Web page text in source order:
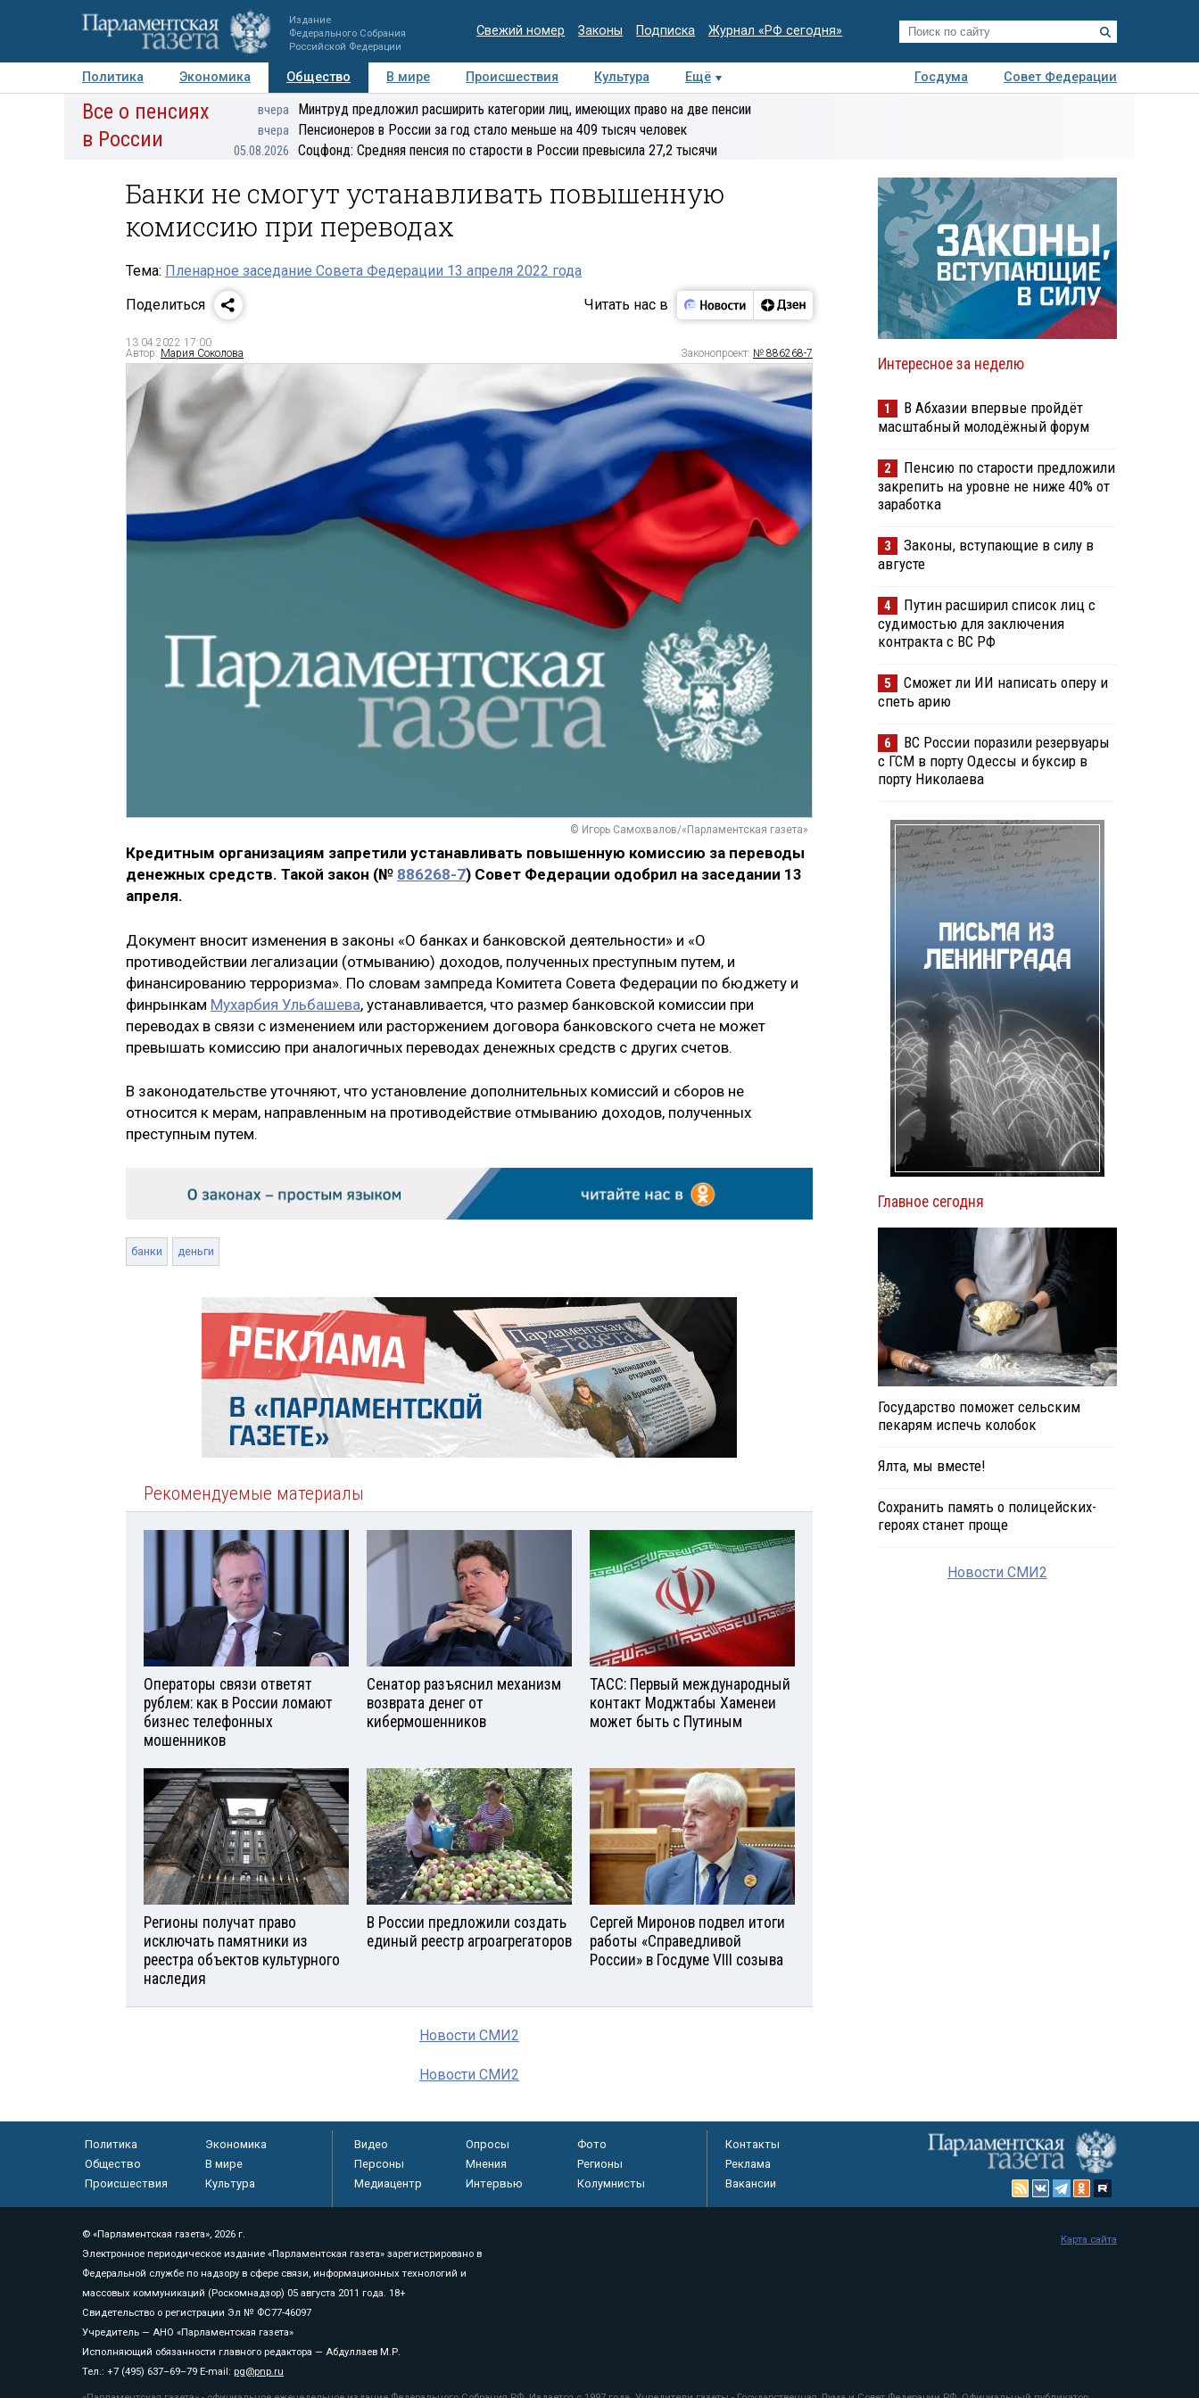
Издание
Федерального Собрания
Российской Федерации
Свежий номер Законы Подписка Журнал «РФ сегодня»
Политика Экономика Общество В мире Происшествия Культура Ещё Госдума
Совет Федерации
Авторы Персоны Мнения Регионы Медиацентр Интервью Колумнисты
Деловая
Все о пенсиях
в России
вчера Минтруд предложил расширить категории лиц, имеющих право на две пенсии
вчера Пенсионеров в России за год стало меньше на 409 тысяч человек
05.08.2026 Соцфонд: Средняя пенсия по старости в России превысила 27,2 тысячи
Банки не смогут устанавливать повышенную
комиссию при переводах
Тема: Пленарное заседание Совета Федерации 13 апреля 2022 года
Поделиться
Читать нас в
13.04.2022 17:00
Автор: Мария Соколова Законопроект: № 886268-7
© Игорь Самохвалов/«Парламентская газета»
Кредитным организациям запретили устанавливать повышенную комиссию за переводы
денежных средств. Такой закон (№ 886268-7) Совет Федерации одобрил на заседании 13
апреля.
Документ вносит изменения в законы «О банках и банковской деятельности» и «О
противодействии легализации (отмыванию) доходов, полученных преступным путем, и
финансированию терроризма». По словам зампреда Комитета Совета Федерации по бюджету и
финрынкам Мухарбия Ульбашева, устанавливается, что размер банковской комиссии при
переводах в связи с изменением или расторжением договора банковского счета не может
превышать комиссию при аналогичных переводах денежных средств с других счетов.
В законодательстве уточняют, что установление дополнительных комиссий и сборов не
относится к мерам, направленным на противодействие отмыванию доходов, полученных
преступным путем.
банки деньги
Рекомендуемые материалы
Операторы связи ответят
рублем: как в России ломают
бизнес телефонных
мошенников
Сенатор разъяснил механизм
возврата денег от
кибермошенников
ТАСС: Первый международный
контакт Моджтабы Хаменеи
может быть с Путиным
Регионы получат право
исключать памятники из
реестра объектов культурного
наследия
В России предложили создать
единый реестр агроагрегаторов
Сергей Миронов подвел итоги
работы «Справедливой
России» в Госдуме VIII созыва
Новости СМИ2
Новости СМИ2
Интересное за неделю
1
В Абхазии впервые пройдёт
масштабный молодёжный форум
2
Пенсию по старости предложили
закрепить на уровне не ниже 40% от
заработка
3
Законы, вступающие в силу в
августе
4
Путин расширил список лиц с
судимостью для заключения
контракта с ВС РФ
5
Сможет ли ИИ написать оперу и
спеть арию
6
ВС России поразили резервуары
с ГСМ в порту Одессы и буксир в
порту Николаева
Главное сегодня
Государство поможет сельским
пекарям испечь колобок
Ялта, мы вместе!
Сохранить память о полицейских-
героях станет проще
Новости СМИ2
Политика
Экономика
Общество
В мире
Происшествия
Культура
Видео Опросы
Фото
Персоны
Мнения
Регионы
Медиацентр
Интервью Колумнисты
Контакты
Реклама
Вакансии
© «Парламентская газета», 2026 г.
Электронное периодическое издание «Парламентская газета» зарегистрировано в
Федеральной службе по надзору в сфере связи, информационных технологий и
массовых коммуникаций (Роскомнадзор) 05 августа 2011 года. 18+
Свидетельство о регистрации Эл № ФС77-46097
Учредитель — АНО «Парламентская газета»
Исполняющий обязанности главного редактора — Абдуллаев М.Р.
Тел.: +7 (495) 637–69–79 E-mail: pg@pnp.ru
Карта сайта